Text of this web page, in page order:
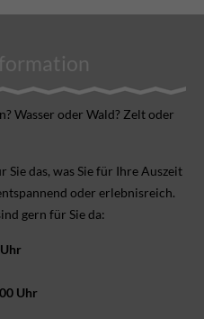
Wasser oder Wald? Zelt oder
das, was Sie für Ihre Aus­zeit
oder erlebnis­reich.
gern für Sie da:
Uhr